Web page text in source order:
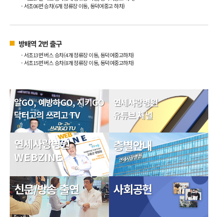
- 서초06번 승차(6개 정류장 이동, 동덕여중고 하차)
방배역 2번 출구
- 서초13번 버스 승차(4개 정류장 이동, 동덕여중고하차)
- 서초15번 버스 승차(8개 정류장 이동, 동덕여중고하차)
알GO, 예방하GO, 지키GO
닥터고의 쓰리고 TV
연세사랑병원
유튜브 채널
연세사랑병원
WEBZINE
신문/방송 출연
층별안내
사회공헌